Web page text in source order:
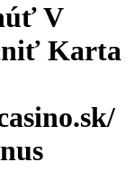
V
Karta